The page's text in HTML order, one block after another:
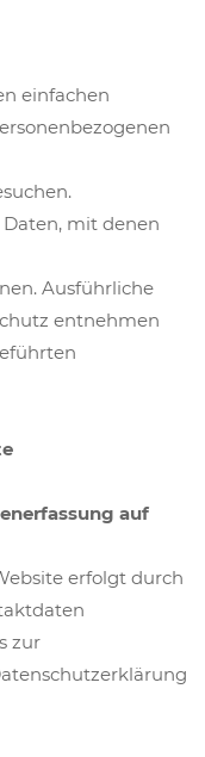
einfachen
mit denen
Ausführliche
entnehmen
auf
erfolgt durch
zur